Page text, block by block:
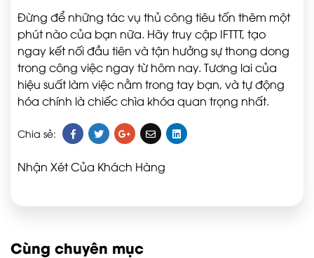
Đừng để những tác vụ thủ công tiêu tốn thêm một
phút nào của bạn nữa. Hãy truy cập IFTTT, tạo
ngay kết nối đầu tiên và tận hưởng sự thong dong
trong công việc ngay từ hôm nay. Tương lai của
hiệu suất làm việc nằm trong tay bạn, và tự động
hóa chính là chiếc chìa khóa quan trọng nhất.
Chia sẻ:
Nhận Xét Của Khách Hàng
Cùng chuyên mục